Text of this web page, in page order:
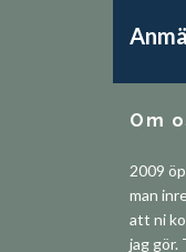
Om
2009
man
att ni
jag